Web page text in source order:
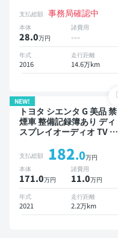
ト スマートキー バックモ
ニター ドライブレコーダー
衝突軽減 両側電動スライド
ドア 7人乗り
支払総額 事務局確認中
本体
28.0万円
諸費用
---
年式
2016
走行距離
14.6万km
NEW!
トヨタ シエンタ G 美品 禁
煙車 整備記録簿あり ディ
スプレイオーディオ TV ブ
3列シート スマートキー
ETC バックモニター 全方
位カメラ ドライブレコーダ
ー 衝突軽減 両側電動スラ
イドドア 7人乗り
支払総額 182.0万円
本体
171.0万円
諸費用
11.0万円
年式
2021
走行距離
2.2万km